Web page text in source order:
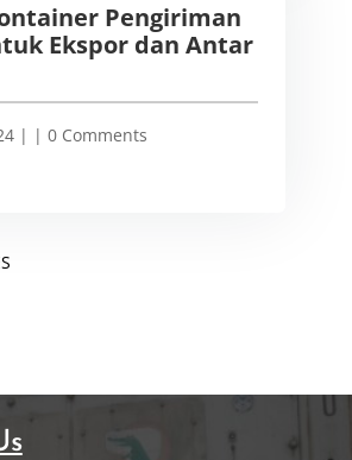
Pengiriman
Ekspor dan Antar
| | 0 Comments